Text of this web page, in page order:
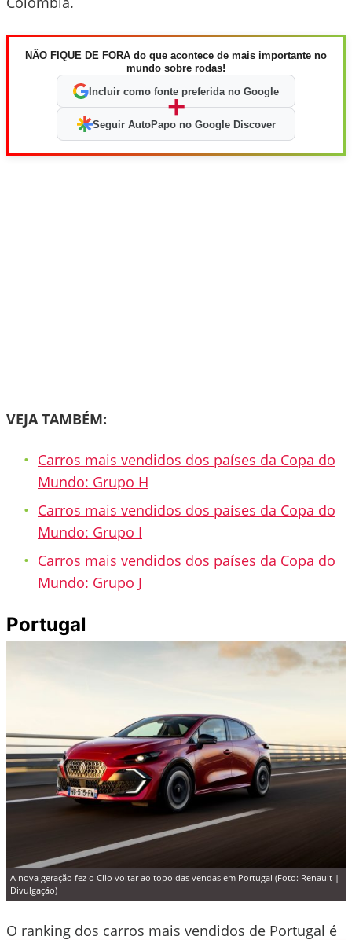
NÃO FIQUE DE FORA do que acontece de mais importante no
mundo sobre rodas!
Incluir como fonte preferida no Google
+
Seguir AutoPapo no Google Discover
VEJA TAMBÉM:
Carros mais vendidos dos países da Copa do
Mundo: Grupo H
Carros mais vendidos dos países da Copa do
Mundo: Grupo I
Carros mais vendidos dos países da Copa do
Mundo: Grupo J
Portugal
A nova geração fez o Clio voltar ao topo das vendas em Portugal (Foto: Renault |
Divulgação)
O ranking dos carros mais vendidos de Portugal é